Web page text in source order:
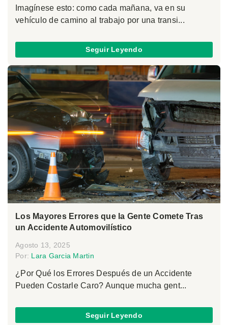
Imagínese esto: como cada mañana, va en su
vehículo de camino al trabajo por una transi...
Seguir Leyendo
Los Mayores Errores que la Gente Comete Tras
un Accidente Automovilístico
Agosto 13, 2025
Por: Lara Garcia Martin
¿Por Qué los Errores Después de un Accidente
Pueden Costarle Caro? Aunque mucha gent...
Seguir Leyendo